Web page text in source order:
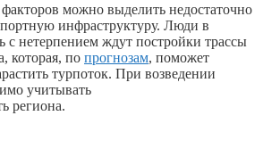
можно выделить недостаточно
инфраструктуру. Люди в
с нетерпением ждут постройки трассы
по прогнозам, поможет
турпоток. При возведении
учитывать
региона.